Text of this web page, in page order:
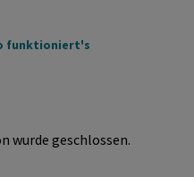
funktioniert's
wurde geschlossen.